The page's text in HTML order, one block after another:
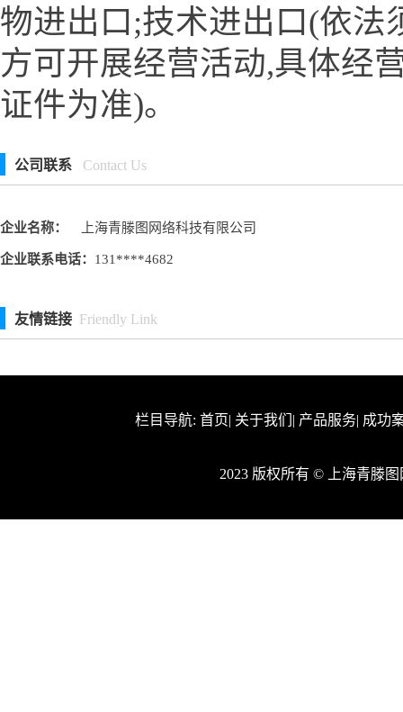
物进出口;技术进出口(依法
方可开展经营活动,具体经
证件为准)。
公司联系 Contact Us
企业名称： 上海青滕图网络科技有限公司
企业联系电话： 131****4682
友情链接 Friendly Link
栏目导航: 首页| 关于我们 | 产品服务| 成功
2023 版权所有 © 上海青滕